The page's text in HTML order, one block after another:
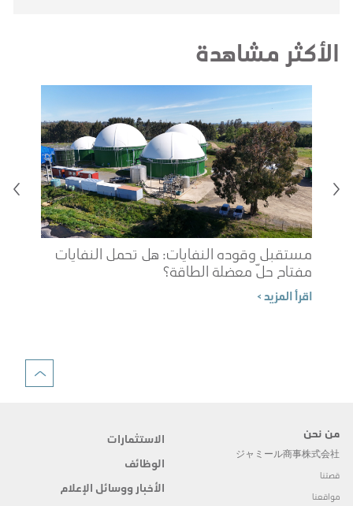
الأكثر مشاهدة
مستقبل وقوده النفايات: هل تحمل النفايات
مفتاح حلّ معضلة الطاقة؟
اقرأ المزيد >
من نحن
ジャミール商事株式会社
قصتنا
مواقعنا
الاستثمارات
الوظائف
الأخبار ووسائل الإعلام